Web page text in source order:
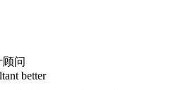
问
better